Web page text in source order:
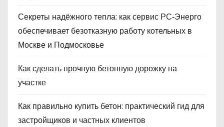
Секреты надёжного тепла: как сервис РС‑Энерго
обеспечивает безотказную работу котельных в
Москве и Подмосковье
Как сделать прочную бетонную дорожку на
участке
Как правильно купить бетон: практический гид для
застройщиков и частных клиентов